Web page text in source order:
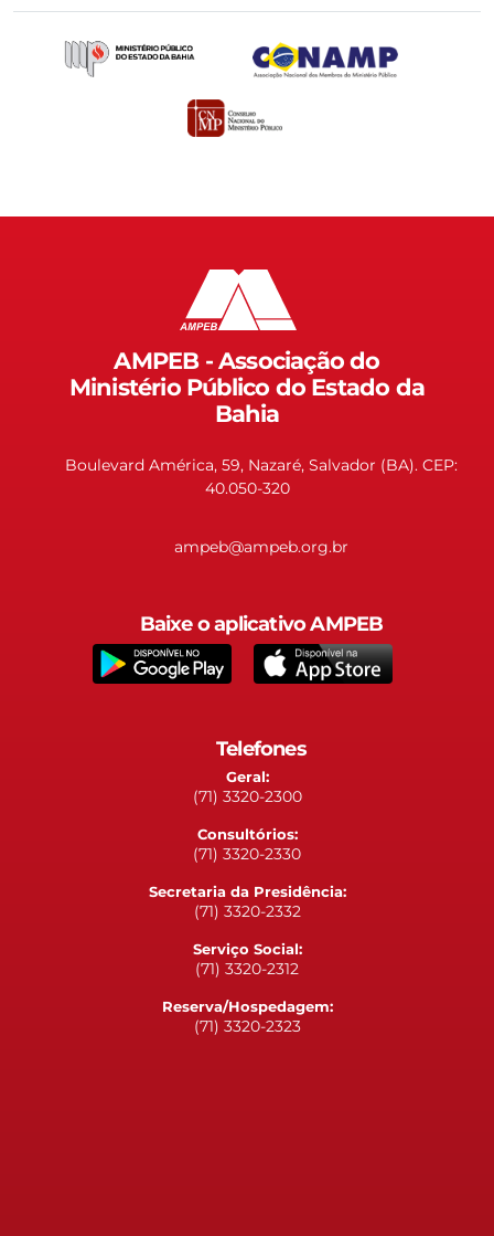
AMPEB - Associação do
Ministério Público do Estado da
Bahia
Boulevard América, 59, Nazaré, Salvador (BA). CEP:
40.050-320
ampeb@ampeb.org.br
Baixe o aplicativo AMPEB
Telefones
Geral:
(71) 3320-2300
Consultórios:
(71) 3320-2330
Secretaria da Presidência:
(71) 3320-2332
Serviço Social:
(71) 3320-2312
Reserva/Hospedagem:
(71) 3320-2323